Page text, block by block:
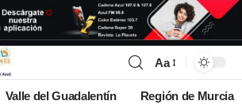
Aa
Valle del Guadalentín Región de Murcia